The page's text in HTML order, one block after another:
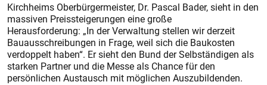
Kirchheims Oberbürgermeister, Dr. Pascal Bader, sieht in den
massiven Preissteigerungen eine große
Herausforderung: „In der Verwaltung stellen wir derzeit
Bauausschreibungen in Frage, weil sich die Baukosten
verdoppelt haben“. Er sieht den Bund der Selbständigen als
starken Partner und die Messe als Chance für den
persönlichen Austausch mit möglichen Auszubildenden.